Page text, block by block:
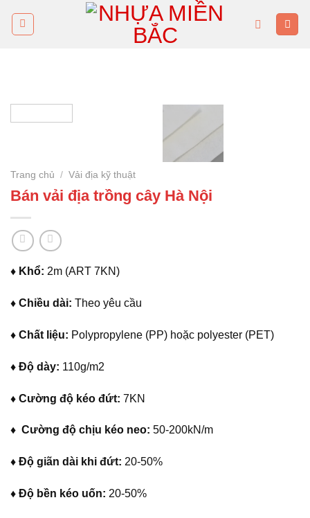
Trang chủ / Vải địa kỹ thuật
Bán vải địa trồng cây Hà Nội
♦ Khổ: 2m (ART 7KN)
♦ Chiều dài: Theo yêu cầu
♦ Chất liệu: Polypropylene (PP) hoặc polyester (PET)
♦ Độ dày: 110g/m2
♦ Cường độ kéo đứt: 7KN
♦ Cường độ chịu kéo neo: 50-200kN/m
♦ Độ giãn dài khi đứt: 20-50%
♦ Độ bền kéo uốn: 20-50%